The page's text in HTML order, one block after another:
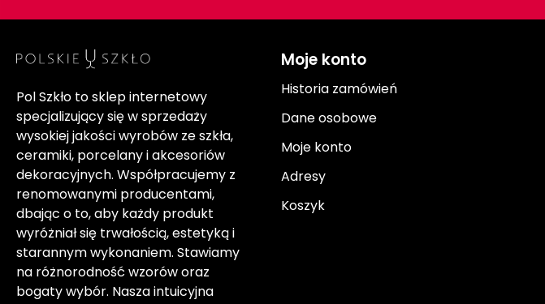
Pol Szkło to sklep internetowy
specjalizujący się w sprzedaży
wysokiej jakości wyrobów ze szkła,
ceramiki, porcelany i akcesoriów
dekoracyjnych. Współpracujemy z
renomowanymi producentami,
dbając o to, aby każdy produkt
wyróżniał się trwałością, estetyką i
starannym wykonaniem. Stawiamy
na różnorodność wzorów oraz
bogaty wybór. Nasza intuicyjna
Moje konto
Historia zamówień
Dane osobowe
Moje konto
Adresy
Koszyk